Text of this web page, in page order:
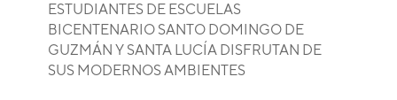
ESTUDIANTES DE ESCUELAS
BICENTENARIO SANTO DOMINGO DE
GUZMÁN Y SANTA LUCÍA DISFRUTAN DE
SUS MODERNOS AMBIENTES